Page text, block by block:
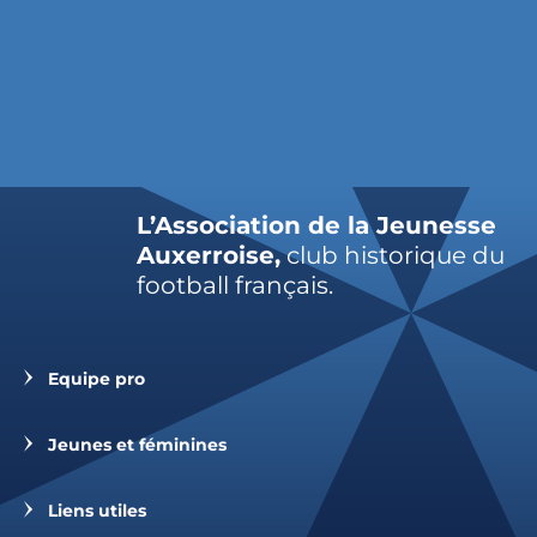
L’Association de la Jeunesse
Auxerroise,club historique du
football français.
Equipe pro
Jeunes et féminines
Liens utiles